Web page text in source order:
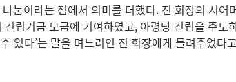
눔이라는 점에서 의미를 더했다. 진 회장의 시
립기금 모금에 기여하였고, 아령당 건립을 주
있다’는 말을 며느리인 진 회장에게 들려주었